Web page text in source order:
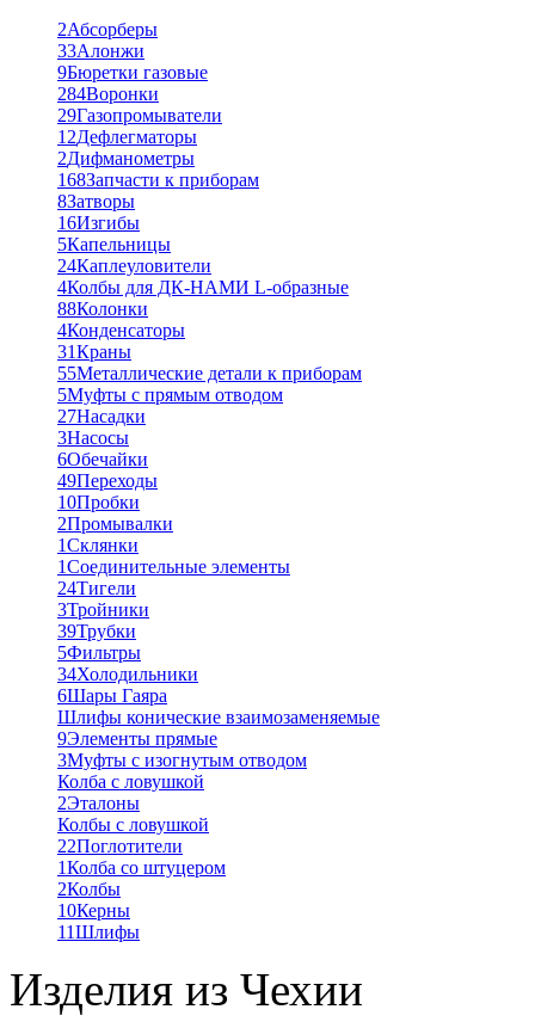
2Абсорберы
33Алонжи
9Бюретки газовые
284Воронки
29Газопромыватели
12Дефлегматоры
2Дифманометры
168Запчасти к приборам
8Затворы
16Изгибы
5Капельницы
24Каплеуловители
4Колбы для ДК-НАМИ L-образные
88Колонки
4Конденсаторы
31Краны
55Металлические детали к приборам
5Муфты с прямым отводом
27Насадки
3Насосы
6Обечайки
49Переходы
10Пробки
2Промывалки
1Склянки
1Соединительные элементы
24Тигели
3Тройники
39Трубки
5Фильтры
34Холодильники
6Шары Гаяра
Шлифы конические взаимозаменяемые
9Элементы прямые
3Муфты с изогнутым отводом
Колба с ловушкой
2Эталоны
Колбы с ловушкой
22Поглотители
1Колба со штуцером
2Колбы
10Керны
11Шлифы
Изделия из Чехии